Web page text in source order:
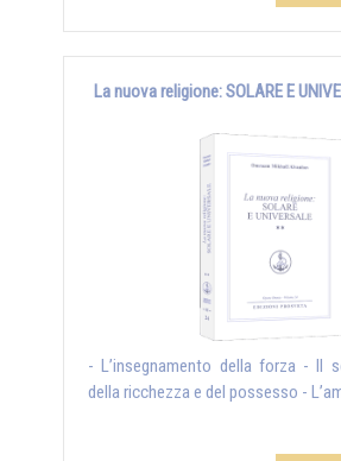
La nuova religione: SOLARE E
- L’insegnamento della forza - Il
della ricchezza e del possesso -